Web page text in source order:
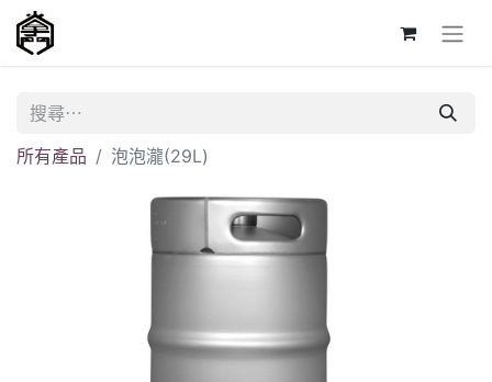
所有產品 泡泡瀧(29L)